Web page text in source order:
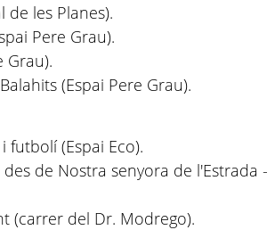
de les Planes).
Pere Grau).
Grau).
(Espai Pere Grau).
(Espai Eco).
de Nostra senyora de l'Estrada -
(carrer del Dr. Modrego).